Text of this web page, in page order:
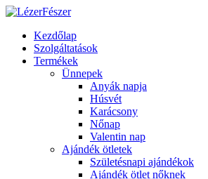
Kezdőlap
Szolgáltatások
Termékek
Ünnepek
Anyák napja
Húsvét
Karácsony
Nőnap
Valentin nap
Ajándék ötletek
Születésnapi ajándékok
Ajándék ötlet nőknek